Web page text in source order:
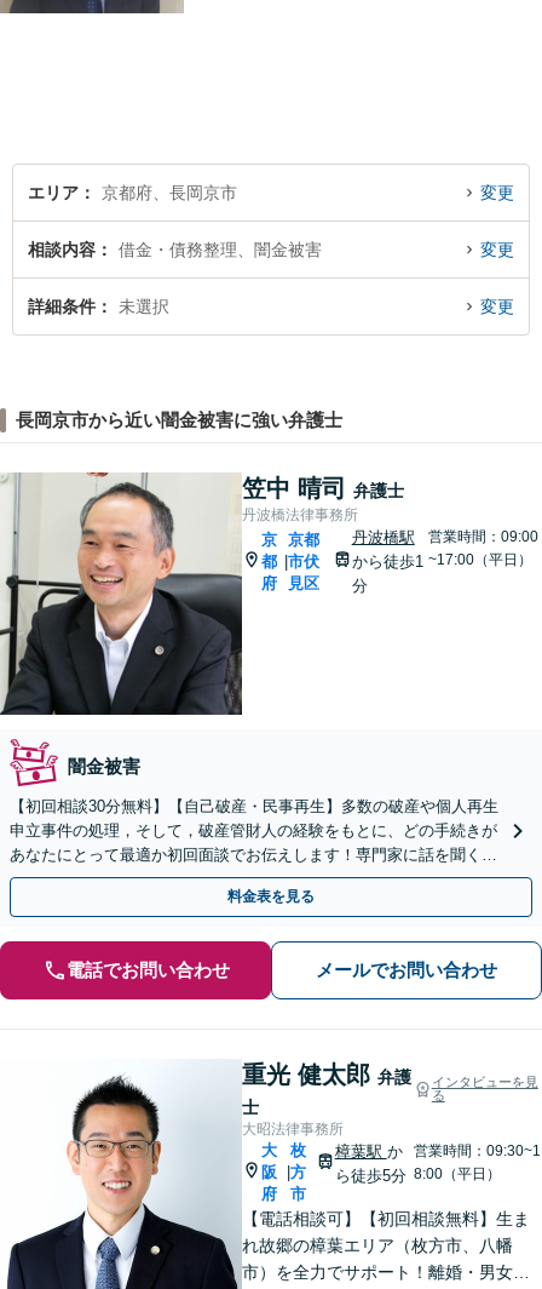
エリア 京都府、長岡京市 変更
相談内容 借金・債務整理、闇金被害 変更
詳細条件 未選択 変更
長岡京市から近い闇金被害に強い弁護士
笠中 晴司 弁護士
丹波橋法律事務所
京
都
府
京都
市伏
見区
丹波橋駅
から徒歩1
分
営業時間：09:00
~17:00（平日）
闇金被害
【初回相談30分無料】【自己破産・民事再生】多数の破産や個人再生
申立事件の処理，そして，破産管財人の経験をもとに、どの手続きが
あなたにとって最適か初回面談でお伝えします！専門家に話を聞くこ
とが解決への第一歩です！【京阪丹波橋駅徒歩1分】
料金表を見る
電話でお問い合わせ メールでお問い合わせ
重光 健太郎 弁護
士
インタビューを見
る
大昭法律事務所
大
阪
府
枚
方
市
樟葉駅 か
ら徒歩5分
営業時間：09:30~1
8:00（平日）
【電話相談可】【初回相談無料】生ま
れ故郷の樟葉エリア（枚方市、八幡
市）を全力でサポート！離婚・男女問